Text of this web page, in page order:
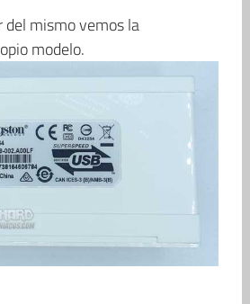
mismo vemos la
modelo.